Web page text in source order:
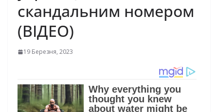
скандальним номером
(ВІДЕО)
19 Березня, 2023